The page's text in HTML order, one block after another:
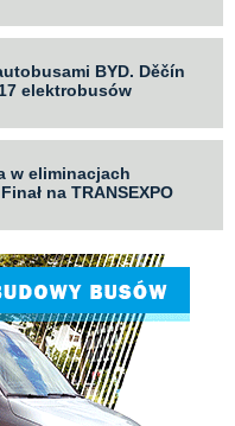
BYD. Děčín
elektrobusów
w eliminacjach
na TRANSEXPO